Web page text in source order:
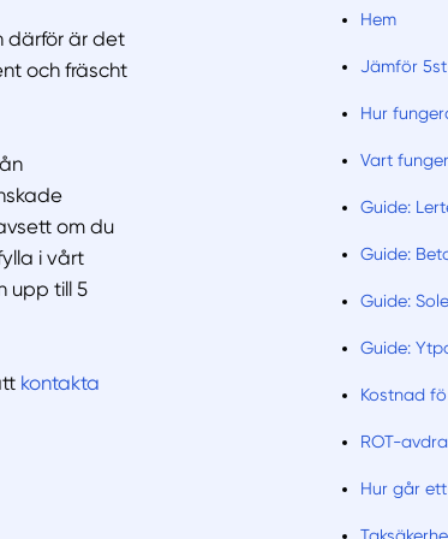
därför är det
och fräscht
om du
i vårt
upp till 5
kontakta
Hem
Jämför
Hur
Vart
Guide:
Guide:
Guide:
Guide:
Kostnad
ROT-
Hur går